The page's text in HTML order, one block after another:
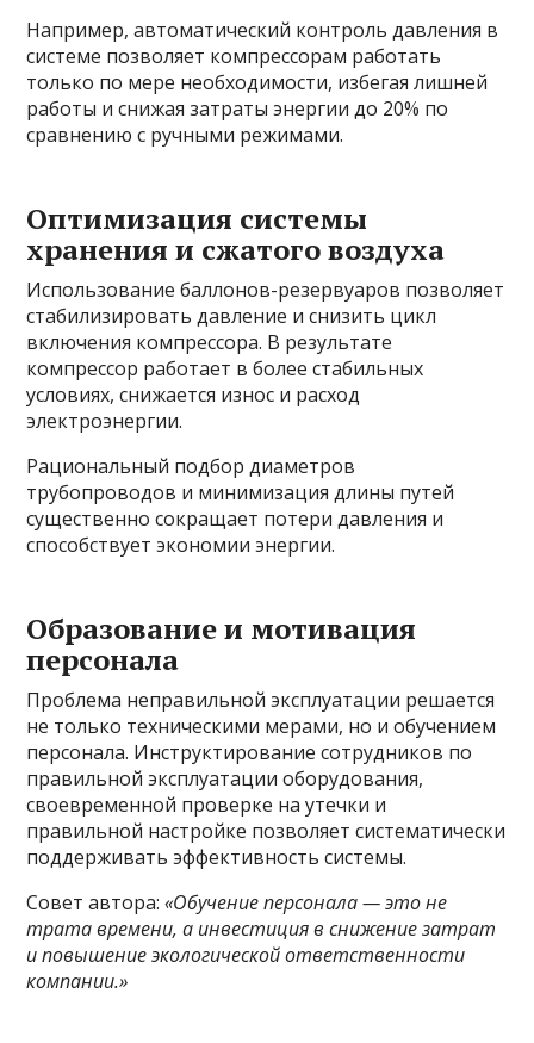
Например, автоматический контроль давления в
системе позволяет компрессорам работать
только по мере необходимости, избегая лишней
работы и снижая затраты энергии до 20% по
сравнению с ручными режимами.
Оптимизация системы
хранения и сжатого воздуха
Использование баллонов-резервуаров позволяет
стабилизировать давление и снизить цикл
включения компрессора. В результате
компрессор работает в более стабильных
условиях, снижается износ и расход
электроэнергии.
Рациональный подбор диаметров
трубопроводов и минимизация длины путей
существенно сокращает потери давления и
способствует экономии энергии.
Образование и мотивация
персонала
Проблема неправильной эксплуатации решается
не только техническими мерами, но и обучением
персонала. Инструктирование сотрудников по
правильной эксплуатации оборудования,
своевременной проверке на утечки и
правильной настройке позволяет систематически
поддерживать эффективность системы.
Совет автора:«Обучение персонала — это не
трата времени, а инвестиция в снижение затрат
и повышение экологической ответственности
компании.»